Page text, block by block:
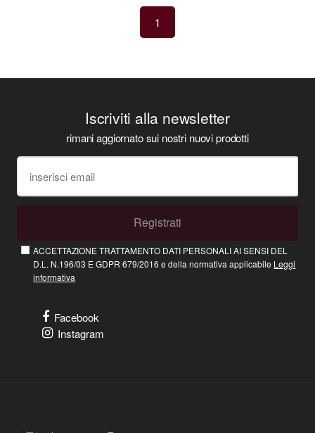
1
Iscriviti alla newsletter
rimani aggiornato sui nostri nuovi prodotti
Registrati
ACCETTAZIONE TRATTAMENTO DATI PERSONALI AI SENSI DEL
D.L. N.196/03 E GDPR 679/2016 e della normativa applicabile Leggi
informativa
Facebook
Instagram